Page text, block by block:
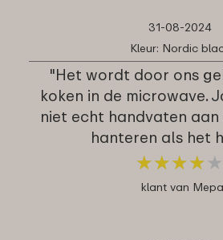
31-08-2024
Kleur: Nordic
"Het wordt door ons
koken in de microwave.
niet echt handvaten aan
hanteren als het
★★★★ ★
★★★★ ★
klant van